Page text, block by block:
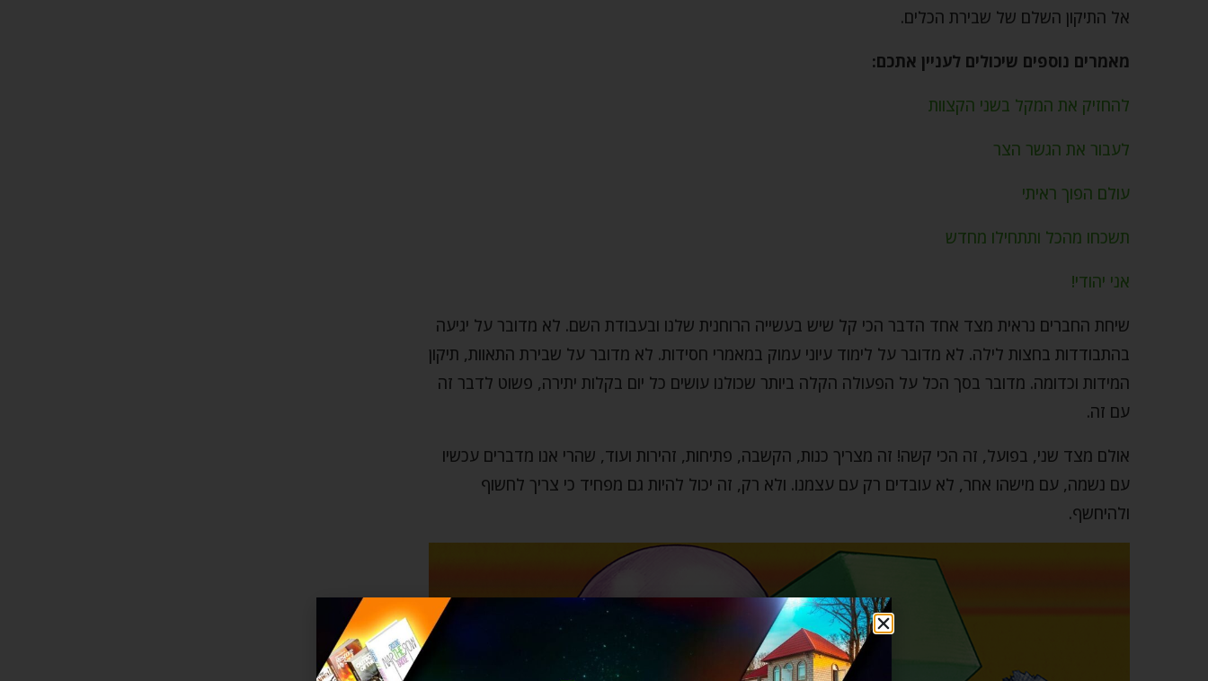
אל התיקון השלם של שבירת הכלים.
מאמרים נוספים שיכולים לעניין אתכם:
להחזיק את המקל בשני הקצוות
לעבור את הגשר הצר
עולם הפוך ראיתי
תשכחו מהכל ותתחילו מחדש
אני יהודי!
שיחת החברים נראית מצד אחד הדבר הכי קל שיש בעשייה הרוחנית שלנו ובעבודת השם. לא מדובר על יגיעה
בהתבודדות בחצות לילה. לא מדובר על לימוד עיוני עמוק במאמרי חסידות. לא מדובר על שבירת התאוות, תיקון
המידות וכדומה. מדובר בסך הכל על הפעולה הקלה ביותר שכולנו עושים כל יום בקלות יתירה, פשוט לדבר זה
עם זה.
אולם מצד שני, בפועל, זה הכי קשה! זה מצריך כנות, הקשבה, פתיחות, זהירות ועוד, שהרי אנו מדברים עכשיו
עם נשמה, עם מישהו אחר, לא עובדים רק עם עצמנו. ולא רק, זה יכול להיות גם מפחיד כי צריך לחשוף
ולהיחשף.